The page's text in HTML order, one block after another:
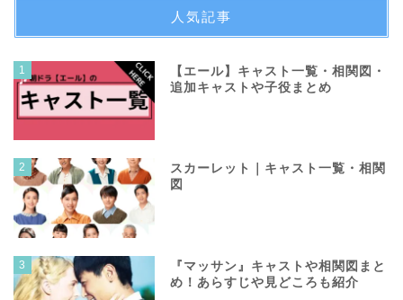
人気記事
1
【エール】キャスト一覧・相関図・
追加キャストや子役まとめ
2
スカーレット｜キャスト一覧・相関
図
3
『マッサン』キャストや相関図まと
め！あらすじや見どころも紹介